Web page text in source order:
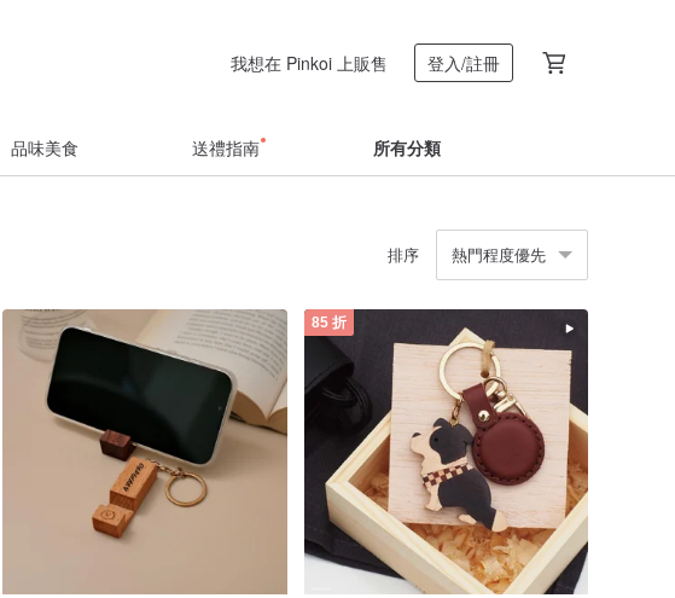
我想在 Pinkoi 上販售 登入/註冊
品味美食 送禮指南 所有分類
排序 熱門程度優先
85 折